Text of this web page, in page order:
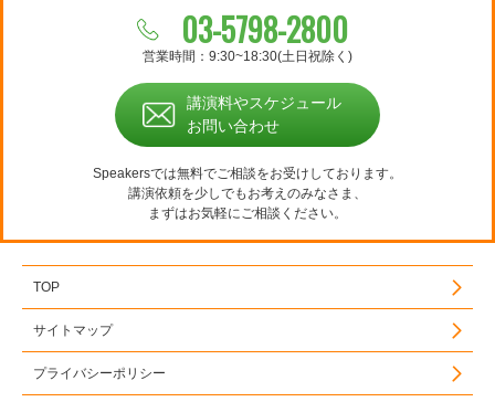
03-5798-2800
営業時間：9:30~18:30(土日祝除く)
講演料やスケジュール
お問い合わせ
Speakersでは無料でご相談をお受けしております。
講演依頼を少しでもお考えのみなさま、
まずはお気軽にご相談ください。
TOP
サイトマップ
プライバシーポリシー